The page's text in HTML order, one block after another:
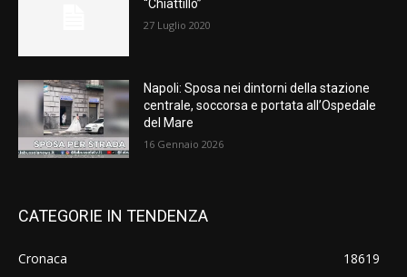
“Chiattillo”
27 Luglio 2020
Napoli: Sposa nei dintorni della stazione
centrale, soccorsa e portata all’Ospedale
del Mare
16 Gennaio 2026
CATEGORIE IN TENDENZA
Cronaca
18619